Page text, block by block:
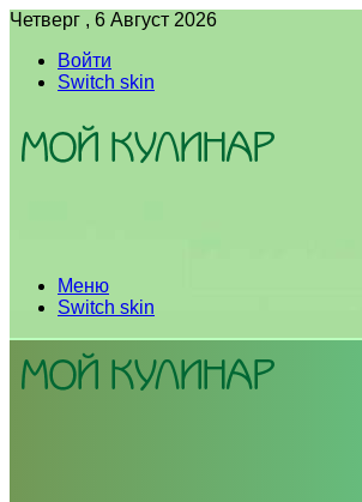
Четверг , 6 Август 2026
Войти
Switch skin
Меню
Switch skin